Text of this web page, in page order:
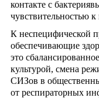
контакте с
чувствительностью
К неспецифической
обеспечивающие
это
культурой, смена
СИЗов в
от респираторных